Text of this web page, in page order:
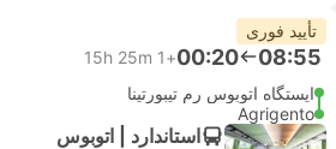
تأیید فوری
08:55
00:20
+1
15h 25m
ایستگاه اتوبوس رم تیبورتینا
Agrigento
استاندارد | اتوبوس